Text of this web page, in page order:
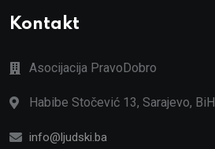
Kontakt
Asocijacija PravoDobro
Habibe Stočević 13, Sarajevo, BiH
info@ljudski.ba